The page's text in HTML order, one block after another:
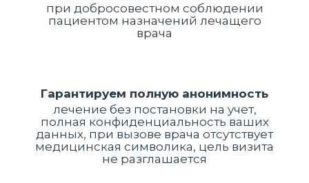
при добросовестном соблюдении
пациентом назначений лечащего
врача
Гарантируем полную анонимность
лечение без постановки на учет,
полная конфиденциальность ваших
данных, при вызове врача отсутствует
медицинская символика, цель визита
не разглашается